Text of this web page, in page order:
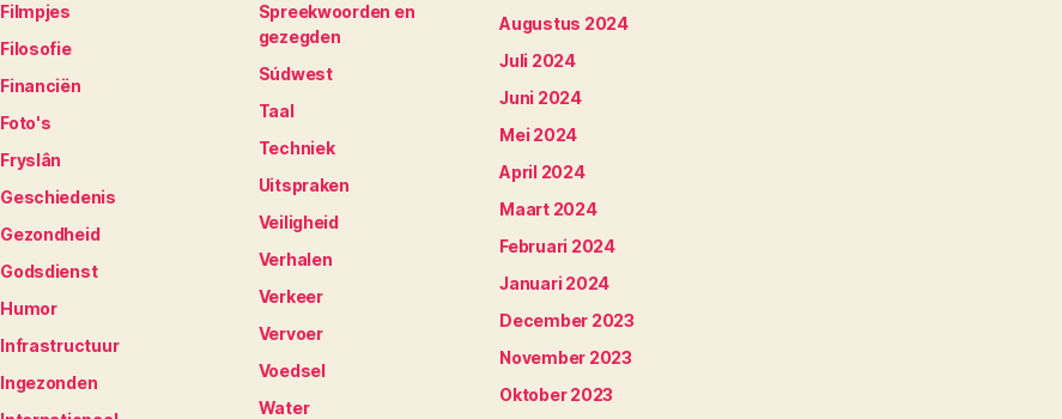
Filmpjes
Filosofie
Financiën
Foto's
Fryslân
Geschiedenis
Gezondheid
Godsdienst
Humor
Infrastructuur
Ingezonden
Spreekwoorden en
gezegden
Súdwest
Taal
Techniek
Uitspraken
Veiligheid
Verhalen
Verkeer
Vervoer
Voedsel
Water
Augustus 2024
Juli 2024
Juni 2024
Mei 2024
April 2024
Maart 2024
Februari 2024
Januari 2024
December 2023
November 2023
Oktober 2023